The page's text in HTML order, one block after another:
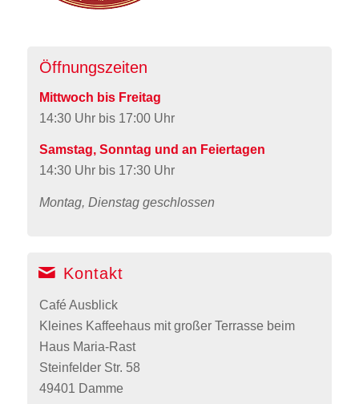
Öffnungszeiten
Mittwoch bis Freitag
14:30 Uhr bis 17:00 Uhr
Samstag, Sonntag und an Feiertagen
14:30 Uhr bis 17:30 Uhr
Montag, Dienstag geschlossen
Kontakt
Café Ausblick
Kleines Kaffeehaus mit großer Terrasse beim
Haus Maria-Rast
Steinfelder Str. 58
49401 Damme